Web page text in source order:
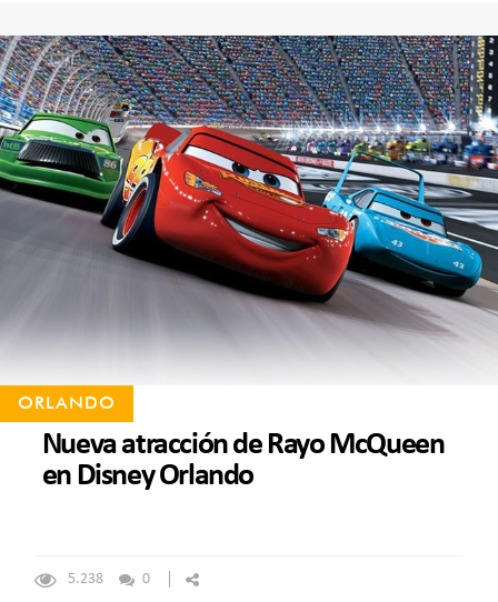
ORLANDO
Nueva atracción de Rayo McQueen
en Disney Orlando
5.238 0